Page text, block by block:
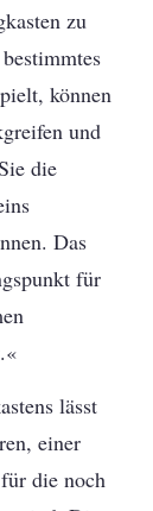
zu
können
und
die
Das
für
lässt
einer
die noch